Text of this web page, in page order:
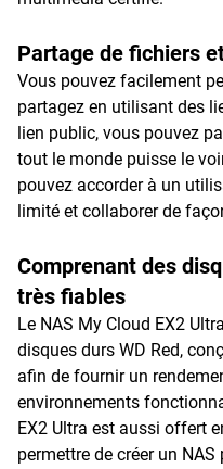
Partage de fichiers
Vous pouvez facilement
partagez en utilisant des
lien public, vous pouvez
tout le monde puisse le
pouvez accorder à un
limité et collaborer de
Comprenant des
très fiables
Le NAS My Cloud EX2
disques durs WD Red,
afin de fournir un
environnements
EX2 Ultra est aussi offert
permettre de créer un